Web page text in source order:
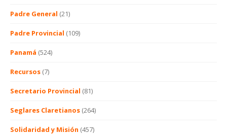
Padre General (21)
Padre Provincial (109)
Panamá (524)
Recursos (7)
Secretario Provincial (81)
Seglares Claretianos (264)
Solidaridad y Misión (457)